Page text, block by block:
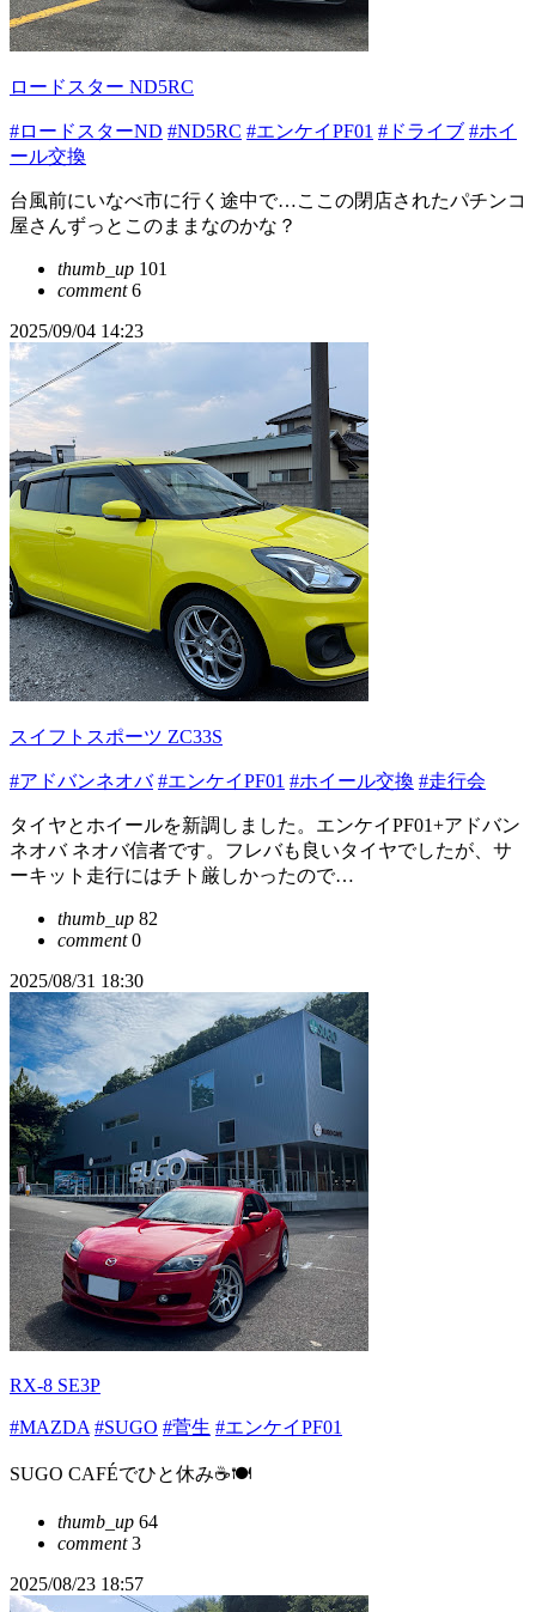
ロードスター ND5RC
#ロードスターND #ND5RC #エンケイPF01 #ドライブ #ホイ
ール交換
台風前にいなべ市に行く途中で…ここの閉店されたパチンコ
屋さんずっとこのままなのかな？
thumb_up 101
comment6
2025/09/04 14:23
スイフトスポーツ ZC33S
#アドバンネオバ #エンケイPF01 #ホイール交換 #走行会
タイヤとホイールを新調しました。エンケイPF01+アドバン
ネオバ ネオバ信者です。フレバも良いタイヤでしたが、サ
ーキット走行にはチト厳しかったので…
thumb_up 82
comment0
2025/08/31 18:30
RX-8 SE3P
#MAZDA #SUGO #菅生 #エンケイPF01
SUGO CAFÉでひと休み☕️🍽️
thumb_up 64
comment3
2025/08/23 18:57